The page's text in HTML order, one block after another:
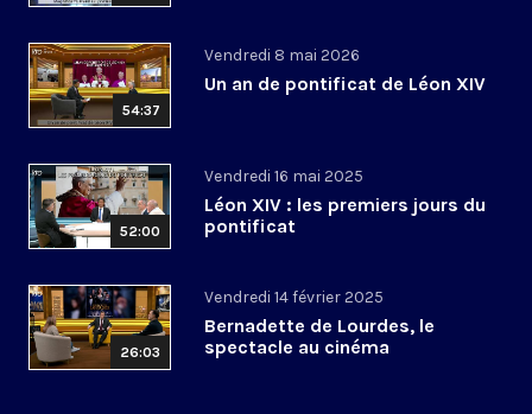
54:37
Vendredi 8 mai 2026
Un an de pontificat de Léon XIV
52:00
Vendredi 16 mai 2025
Léon XIV : les premiers jours du
pontificat
26:03
Vendredi 14 février 2025
Bernadette de Lourdes, le
spectacle au cinéma